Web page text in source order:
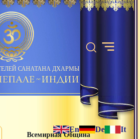
САНАТАНА ДХАРМЫ
Всемирная Община
En De It